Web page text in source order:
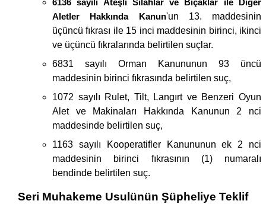
6136 sayılı Ateşli Silahlar ve Bıçaklar ile Diğer
Aletler Hakkında Kanun'un 13. maddesinin
üçüncü fıkrası ile 15 inci maddesinin birinci, ikinci
ve üçüncü fıkralarında belirtilen suçlar.
6831 sayılı Orman Kanununun 93 üncü
maddesinin birinci fıkrasında belirtilen suç,
1072 sayılı Rulet, Tilt, Langırt ve Benzeri Oyun
Alet ve Makinaları Hakkında Kanunun 2 nci
maddesinde belirtilen suç,
1163 sayılı Kooperatifler Kanununun ek 2 nci
maddesinin birinci fıkrasının (1) numaralı
bendinde belirtilen suç.
Seri Muhakeme Usulünün Şüpheliye Teklif